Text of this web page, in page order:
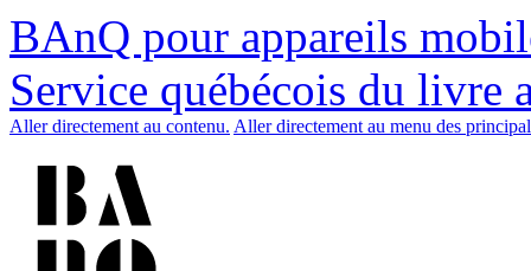
BAnQ pour appareils
Service québécois du livre
Aller directement au contenu. Aller directement au menu des